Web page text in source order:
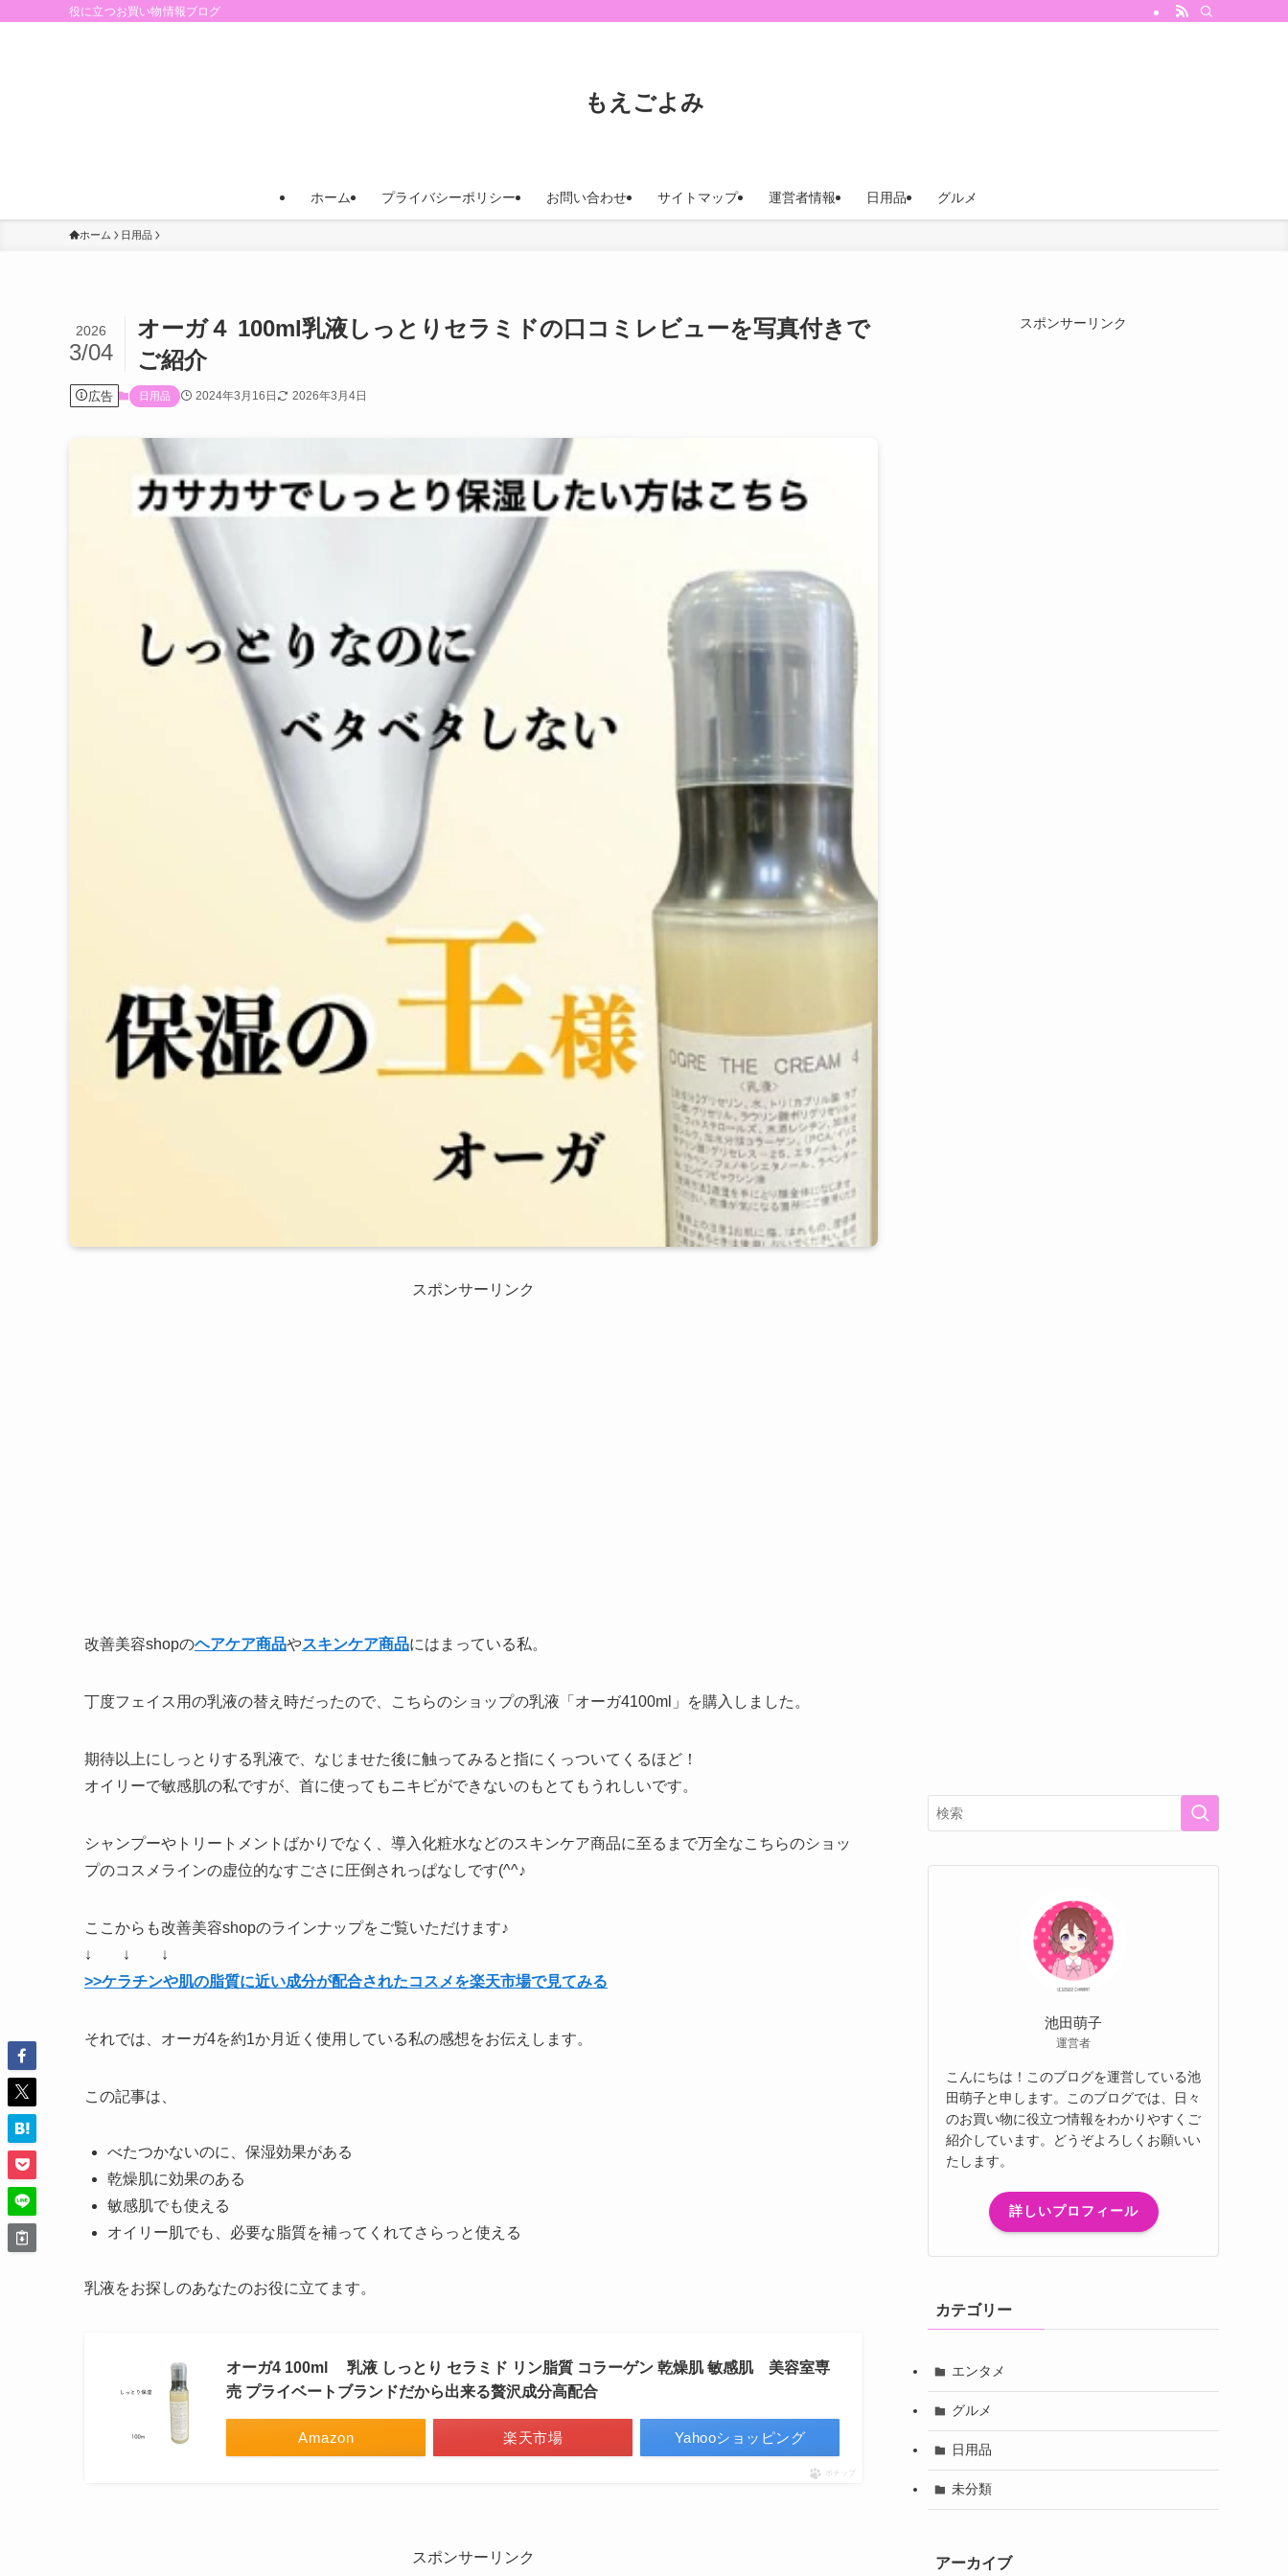
役に立つお買い物情報ブログ
もえごよみ
ホーム プライバシーポリシー お問い合わせ サイトマップ 運営者情報 日用品 グルメ
ホーム 日用品
オーガ４ 100ml乳液しっとりセラミドの口コミレビューを写真付きで
ご紹介
2026
3/04
広告 日用品 2024年3月16日 2026年3月4日
スポンサーリンク
改善美容shopのヘアケア商品やスキンケア商品にはまっている私。
丁度フェイス用の乳液の替え時だったので、こちらのショップの乳液「オーガ4100ml」を購入しました。
期待以上にしっとりする乳液で、なじませた後に触ってみると指にくっついてくるほど！
オイリーで敏感肌の私ですが、首に使ってもニキビができないのもとてもうれしいです。
シャンプーやトリートメントばかりでなく、導入化粧水などのスキンケア商品に至るまで万全なこちらのショッ
プのコスメラインの虚位的なすごさに圧倒されっぱなしです(^^♪
ここからも改善美容shopのラインナップをご覧いただけます♪
↓ ↓ ↓
>>ケラチンや肌の脂質に近い成分が配合されたコスメを楽天市場で見てみる
それでは、オーガ4を約1か月近く使用している私の感想をお伝えします。
この記事は、
べたつかないのに、保湿効果がある
乾燥肌に効果のある
敏感肌でも使える
オイリー肌でも、必要な脂質を補ってくれてさらっと使える
乳液をお探しのあなたのお役に立てます。
オーガ4 100ml 乳液 しっとり セラミド リン脂質 コラーゲン 乾燥肌 敏感肌 美容室専
売 プライベートブランドだから出来る贅沢成分高配合
Amazon 楽天市場 Yahooショッピング
ポチップ
スポンサーリンク
スポンサーリンク
池田萌子
運営者
こんにちは！このブログを運営している池
田萌子と申します。このブログでは、日々
のお買い物に役立つ情報をわかりやすくご
紹介しています。どうぞよろしくお願いい
たします。
詳しいプロフィール
カテゴリー
エンタメ
グルメ
日用品
未分類
アーカイブ